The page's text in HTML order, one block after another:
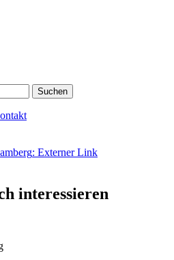
Suchen
: Externer Link
interessieren